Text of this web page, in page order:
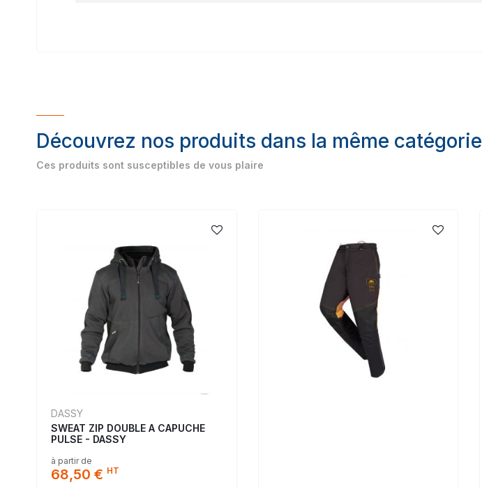
Découvrez nos produits dans la même catégorie
Ces produits sont susceptibles de vous plaire
DASSY
SWEAT ZIP DOUBLE A CAPUCHE
PULSE - DASSY
à partir de
68,50 € HT